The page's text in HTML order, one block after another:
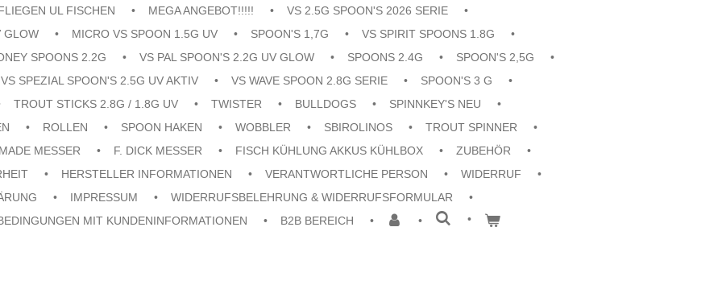
UL FISCHEN MEGA ANGEBOT!!!!!
VS 2.5G SPOON'S 2026 SERIE
GLOW
MICRO VS SPOON 1.5G UV SPOON'S 1,7G
VS SPIRIT SPOONS 1.8G
SPOONS 2.2G VS PAL SPOON'S 2.2G UV GLOW SPOONS 2.4G
SPOON'S 2,5G
VS SPEZIAL SPOON'S 2.5G UV AKTIV VS WAVE SPOON 2.8G SERIE
SPOON'S 3 G
TROUT STICKS 2.8G / 1.8G UV TWISTER BULLDOGS
SPINNKEY'S NEU
ROLLEN SPOON HAKEN WOBBLER SBIROLINOS
TROUT SPINNER
MESSER F. DICK MESSER FISCH KÜHLUNG AKKUS KÜHLBOX
ZUBEHÖR
HERSTELLER INFORMATIONEN VERANTWORTLICHE PERSON
WIDERRUF
IMPRESSUM
WIDERRUFSBELEHRUNG & WIDERRUFSFORMULAR
MIT KUNDENINFORMATIONEN
B2B BEREICH